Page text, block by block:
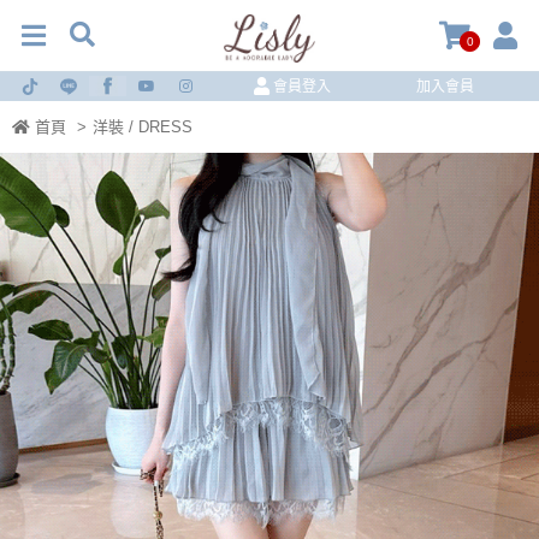
0
會員登入 加入會員
首頁 > 洋裝 / DRESS